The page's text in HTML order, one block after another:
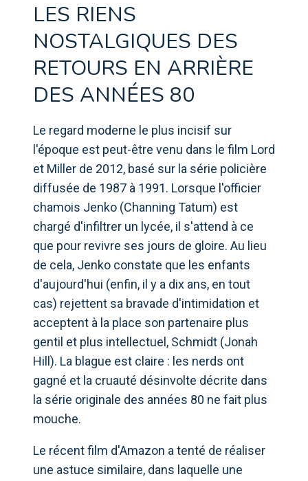
LES RIENS
NOSTALGIQUES DES
RETOURS EN ARRIÈRE
DES ANNÉES 80
Le regard moderne le plus incisif sur
l'époque est peut-être venu dans le film Lord
et Miller de 2012, basé sur la série policière
diffusée de 1987 à 1991. Lorsque l'officier
chamois Jenko (Channing Tatum) est
chargé d'infiltrer un lycée, il s'attend à ce
que pour revivre ses jours de gloire. Au lieu
de cela, Jenko constate que les enfants
d'aujourd'hui (enfin, il y a dix ans, en tout
cas) rejettent sa bravade d'intimidation et
acceptent à la place son partenaire plus
gentil et plus intellectuel, Schmidt (Jonah
Hill). La blague est claire : les nerds ont
gagné et la cruauté désinvolte décrite dans
la série originale des années 80 ne fait plus
mouche.
Le récent film d'Amazon a tenté de réaliser
une astuce similaire, dans laquelle une